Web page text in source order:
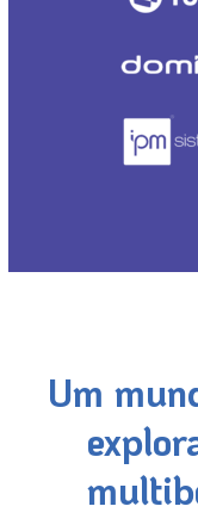
Um